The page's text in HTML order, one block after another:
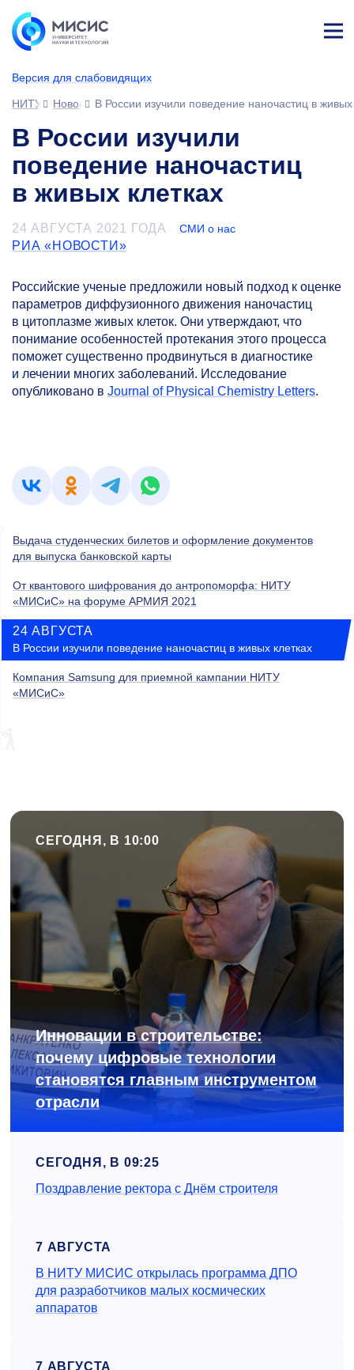
Версия для слабовидящих
ине
НИТУ МИСИС
НовостиВ России изучили поведение наночастиц в живых
В России изучили
поведение наночастиц
в живых клетках
24 АВГУСТА 2021 ГОДА СМИ о нас
РИА «НОВОСТИ»
Российские ученые предложили новый подход к оценке
параметров диффузионного движения наночастиц
в цитоплазме живых клеток. Они утверждают, что
понимание особенностей протекания этого процесса
поможет существенно продвинуться в диагностике
и лечении многих заболеваний. Исследование
опубликовано в Journal of Physical Chemistry Letters.
Выдача студенческих билетов и оформление документов
для выпуска банковской карты
От квантового шифрования до антропоморфа: НИТУ
«МИСиС» на форуме АРМИЯ 2021
24 АВГУСТА
В России изучили поведение наночастиц в живых клетках
Компания Samsung для приемной кампании НИТУ
«МИСиС»
СЕГОДНЯ, В 10:00
Инновации в строительстве:
почему цифровые технологии
становятся главным инструментом
отрасли
СЕГОДНЯ, В 09:25
Поздравление ректора с Днём строителя
7 АВГУСТА
В НИТУ МИСИС открылась программа ДПО
для разработчиков малых космических
аппаратов
7 АВГУСТА